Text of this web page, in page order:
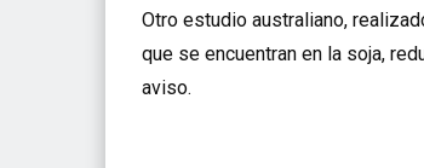
Otro estudio australiano,
que se encuentran en la soja,
aviso.